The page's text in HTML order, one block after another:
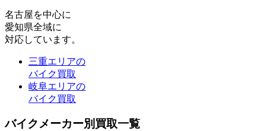
名古屋を中心に
愛知県全域に
対応しています。
三重エリアの
バイク買取
岐阜エリアの
バイク買取
バイクメーカー別買取一覧